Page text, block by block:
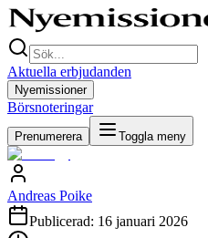
Aktuella erbjudanden
Nyemissioner
Börsnoteringar
Prenumerera Toggla meny
Andreas Poike
Publicerad: 16 januari 2026